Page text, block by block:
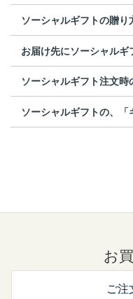
ソーシャルギフトの贈
お
ご注